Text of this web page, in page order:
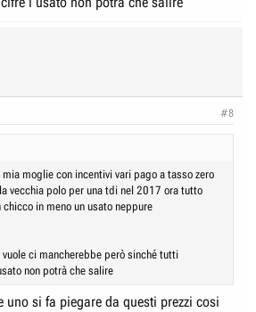
#8
moglie con incentivi vari pago a tasso zero
vecchia polo per una tdi nel 2017 ora tutto
in meno un usato neppure
vuole ci mancherebbe però sinché tutti
non potrà che salire
uno si fa piegare da questi prezzi cosi